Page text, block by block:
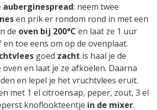
auberginespread: neem twee
en prik er rondom rond in met een
de oven bij 200°C en laat ze 1 uur
en toe eens om op de ovenplaat.
goed zacht is haal je de
en laat je ze afkoelen. Daarna
en lepel je het vruchtvlees eruit.
met 1 el citroensap, peper, zout, 3 el
knoflookteentje in de mixer.